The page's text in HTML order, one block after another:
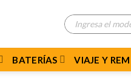
Búsqueda
de
productos
BATERÍAS VIAJE Y